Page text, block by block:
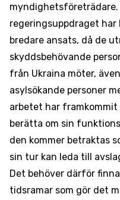
myndighetsföreträdare.
regeringsuppdraget har
bredare ansats, då de
skyddsbehövande
från Ukraina möter,
asylsökande personer
arbetet har
berätta om sin
den kommer betraktas
sin tur kan leda till
Det behöver därför
tidsramar som gör det